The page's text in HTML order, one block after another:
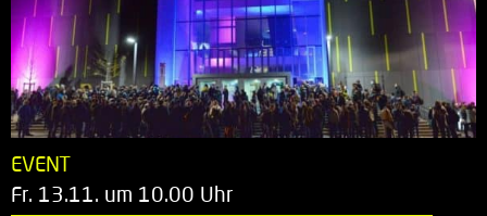
EVENT
Fr. 13.11. um 10.00 Uhr